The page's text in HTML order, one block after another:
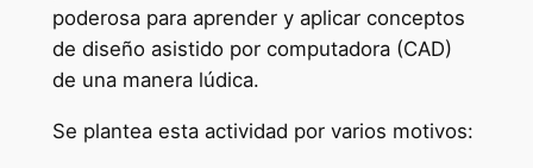
poderosa para aprender y aplicar conceptos
de diseño asistido por computadora (CAD)
de una manera lúdica.
Se plantea esta actividad por varios motivos: